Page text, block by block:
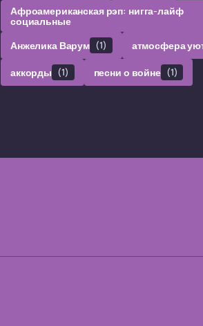
Афроамериканская рэп: нигга-лайф
социальные
Анжелика Варум (1) атмосфера
аккорды (1) песни о войне (1)